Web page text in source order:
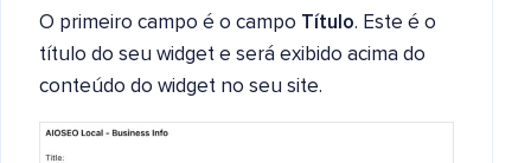
O primeiro campo é o campo Título. Este é o
título do seu widget e será exibido acima do
conteúdo do widget no seu site.